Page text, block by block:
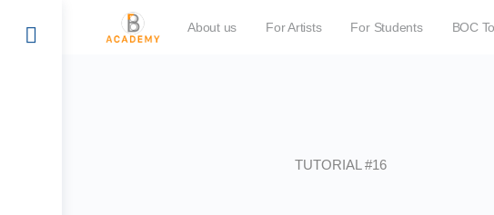
About us For Artists For Students BOC
TUTORIAL #16